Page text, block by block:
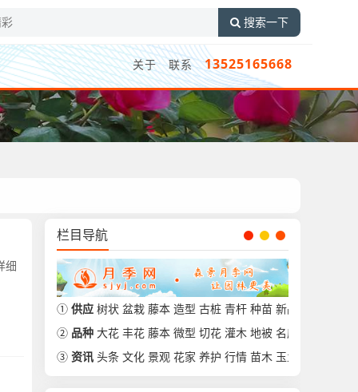
搜索一下
关于 联系 13525165668
细
栏目导航
①供应 树状 盆栽 藤本 造型 古桩 青杆 种苗 新品
② 品种 大花 丰花 藤本 微型 切花 灌木 地被 名库
③资讯 头条 文化 景观 花家 养护 行情 苗木 玉兰